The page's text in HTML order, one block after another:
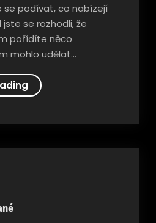
se podívat, co nabízejí
se rozhodli, že
pořídíte něco
mohlo udělat…
Možnost,
jak